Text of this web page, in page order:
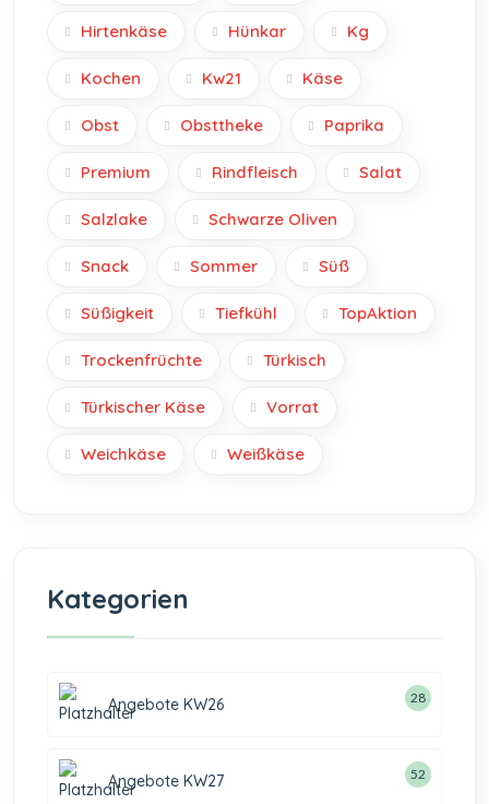
Hirtenkäse Hünkar Kg
Kochen Kw21 Käse
Obst Obsttheke Paprika
Premium Rindfleisch Salat
Salzlake Schwarze Oliven
Snack Sommer Süß
Süßigkeit Tiefkühl TopAktion
Trockenfrüchte Türkisch
Türkischer Käse Vorrat
Weichkäse Weißkäse
Kategorien
Angebote KW26 28
Angebote KW27 52